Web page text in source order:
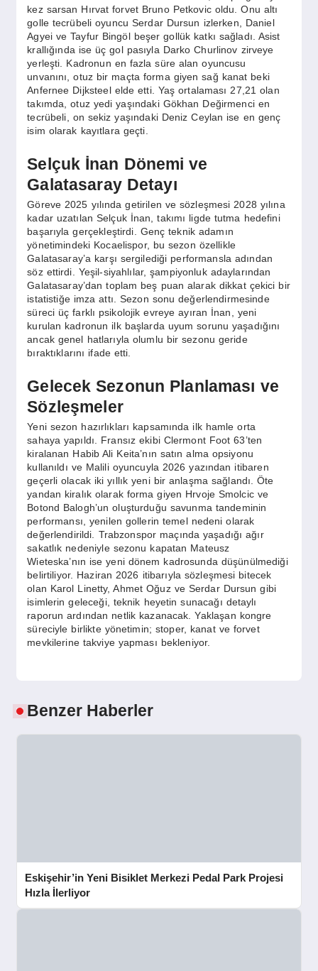
kez sarsan Hırvat forvet Bruno Petkovic oldu. Onu altı
golle tecrübeli oyuncu Serdar Dursun izlerken, Daniel
Agyei ve Tayfur Bingöl beşer gollük katkı sağladı. Asist
krallığında ise üç gol pasıyla Darko Churlinov zirveye
yerleşti. Kadronun en fazla süre alan oyuncusu
unvanını, otuz bir maçta forma giyen sağ kanat beki
Anfernee Dijksteel elde etti. Yaş ortalaması 27,21 olan
takımda, otuz yedi yaşındaki Gökhan Değirmenci en
tecrübeli, on sekiz yaşındaki Deniz Ceylan ise en genç
isim olarak kayıtlara geçti.
Selçuk İnan Dönemi ve
Galatasaray Detayı
Göreve 2025 yılında getirilen ve sözleşmesi 2028 yılına
kadar uzatılan Selçuk İnan, takımı ligde tutma hedefini
başarıyla gerçekleştirdi. Genç teknik adamın
yönetimindeki Kocaelispor, bu sezon özellikle
Galatasaray’a karşı sergilediği performansla adından
söz ettirdi. Yeşil-siyahlılar, şampiyonluk adaylarından
Galatasaray’dan toplam beş puan alarak dikkat çekici bir
istatistiğe imza attı. Sezon sonu değerlendirmesinde
süreci üç farklı psikolojik evreye ayıran İnan, yeni
kurulan kadronun ilk başlarda uyum sorunu yaşadığını
ancak genel hatlarıyla olumlu bir sezonu geride
bıraktıklarını ifade etti.
Gelecek Sezonun Planlaması ve
Sözleşmeler
Yeni sezon hazırlıkları kapsamında ilk hamle orta
sahaya yapıldı. Fransız ekibi Clermont Foot 63’ten
kiralanan Habib Ali Keita’nın satın alma opsiyonu
kullanıldı ve Malili oyuncuyla 2026 yazından itibaren
geçerli olacak iki yıllık yeni bir anlaşma sağlandı. Öte
yandan kiralık olarak forma giyen Hrvoje Smolcic ve
Botond Balogh’un oluşturduğu savunma tandeminin
performansı, yenilen gollerin temel nedeni olarak
değerlendirildi. Trabzonspor maçında yaşadığı ağır
sakatlık nedeniyle sezonu kapatan Mateusz
Wieteska’nın ise yeni dönem kadrosunda düşünülmediği
belirtiliyor. Haziran 2026 itibarıyla sözleşmesi bitecek
olan Karol Linetty, Ahmet Oğuz ve Serdar Dursun gibi
isimlerin geleceği, teknik heyetin sunacağı detaylı
raporun ardından netlik kazanacak. Yaklaşan kongre
süreciyle birlikte yönetimin; stoper, kanat ve forvet
mevkilerine takviye yapması bekleniyor.
Benzer Haberler
Eskişehir’in Yeni Bisiklet Merkezi Pedal Park Projesi
Hızla İlerliyor